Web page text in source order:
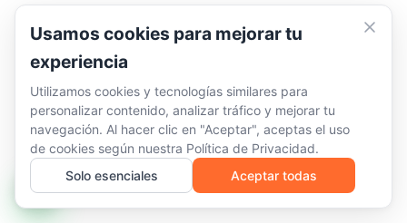
Usamos cookies para mejorar tu
experiencia
Utilizamos cookies y tecnologías similares para
personalizar contenido, analizar tráfico y mejorar tu
navegación. Al hacer clic en "Aceptar", aceptas el uso
de cookies según nuestra Política de Privacidad.
Solo esenciales
Aceptar todas